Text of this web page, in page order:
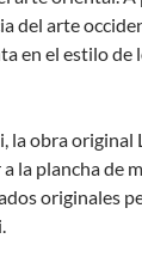
del arte
en el estilo de
la obra original
la plancha de
originales